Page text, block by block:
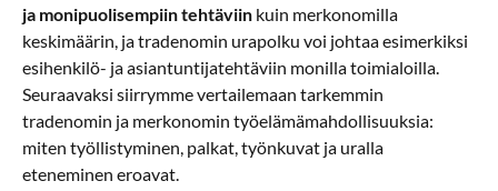
ja monipuolisempiin tehtäviin kuin merkonomilla
keskimäärin, ja tradenomin urapolku voi johtaa esimerkiksi
esihenkilö- ja asiantuntijatehtäviin monilla toimialoilla.
Seuraavaksi siirrymme vertailemaan tarkemmin
tradenomin ja merkonomin työelämämahdollisuuksia:
miten työllistyminen, palkat, työnkuvat ja uralla
eteneminen eroavat.